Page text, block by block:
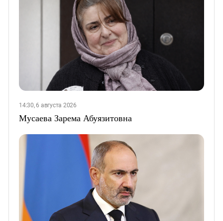
14:30, 6 августа 2026
Мусаева Зарема Абуязитовна